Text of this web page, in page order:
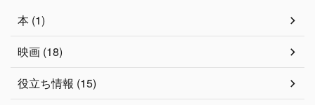
本 (1)
映画 (18)
役立ち情報 (15)